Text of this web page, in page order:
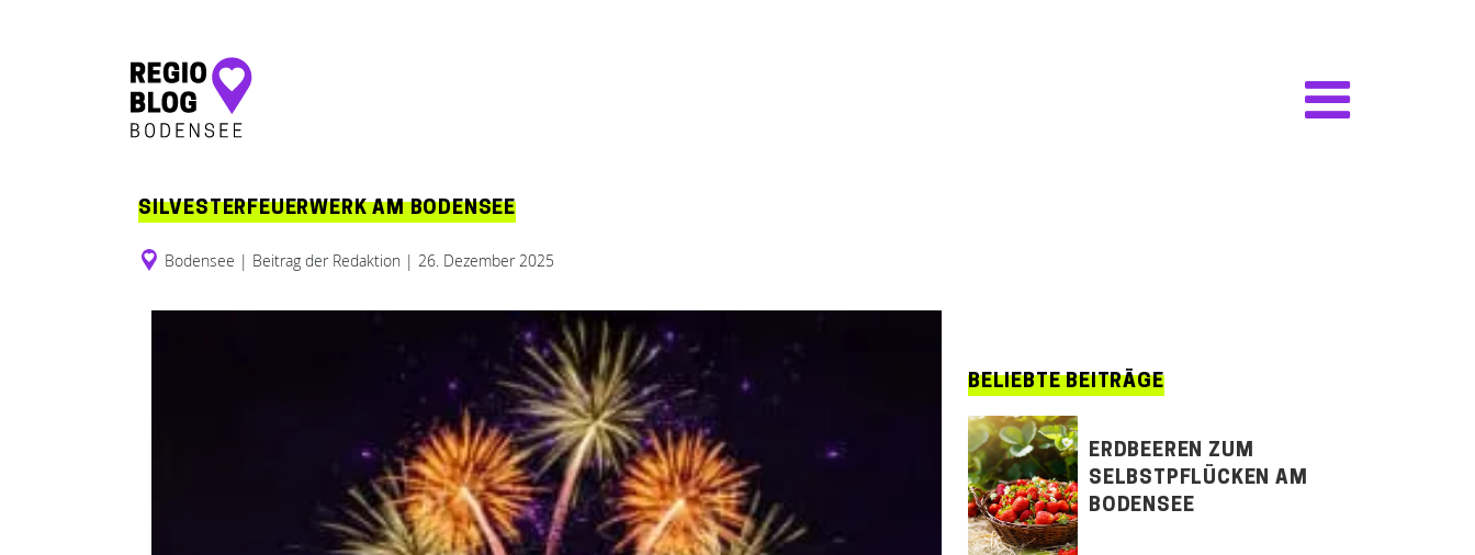
Hauptnavigation
SILVESTERFEUERWERK AM BODENSEE
Bodensee | Beitrag der Redaktion | 26. Dezember 2025
BELIEBTE BEITRÄGE
ERDBEEREN ZUM
SELBSTPFLÜCKEN AM
BODENSEE